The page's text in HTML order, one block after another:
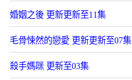
婚姻之後 更新更新至11集
毛骨悚然的戀愛 更新更新至07集
殺手媽咪 更新至03集